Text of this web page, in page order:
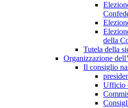
della
Tutela della
Organizzazione
Il consiglio
Ufficio